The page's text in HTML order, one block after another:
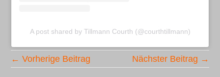
A post shared by Tillmann Courth (@courthtillmann)
← Vorherige Beitrag Nächster Beitrag →